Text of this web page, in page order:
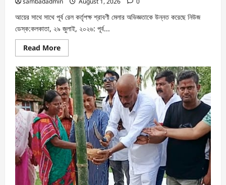
আয়ের সাথে সাথে পূর্ব রেল কর্তৃপক্ষ শ্রাবণী মেলার অভিজ্ঞতাকে উন্নত করেছে নিউজ
ডেস্ক:কলকাতা, ২৯ জুলাই, ২০২৬: পূর্ব...
Read More